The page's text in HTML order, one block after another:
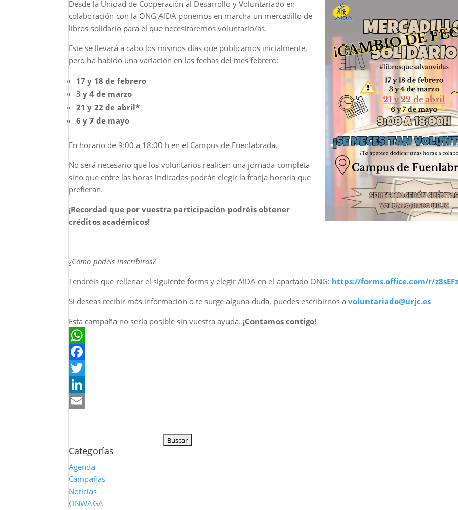
Desde la Unidad de Cooperación al Desarrollo y Voluntariado en
colaboración con la ONG AIDA ponemos en marcha un mercadillo de
libros solidario para el que necesitaremos voluntario/as.
Este se llevará a cabo los mismos días que publicamos inicialmente,
pero ha habido una variación en las fechas del mes febrero:
17 y 18 de febrero
3 y 4 de marzo
21 y 22 de abril*
6 y 7 de mayo
En horario de 9:00 a 18:00 h en el Campus de Fuenlabrada.
No será necesario que los voluntarios realicen una jornada completa
sino que entre las horas indicadas podrán elegir la franja horaria que
prefieran.
¡Recordad que por vuestra participación podréis obtener
créditos académicos!
¿Cómo podéis inscribiros?
Tendréis que rellenar el siguiente forms y elegir AIDA en el apartado ONG: https://forms.office.com/r/
Si deseas recibir más información o te surge alguna duda, puedes escribirnos avoluntariado@urjc.es
Esta campaña no sería posible sin vuestra ayuda. ¡Contamos contigo!
WhatsApp
Facebook
Twitter
LinkedIn
Categorías
Agenda
Campañas
Noticias
ONWAGA